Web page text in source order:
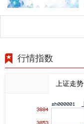
行情指数
上证走势